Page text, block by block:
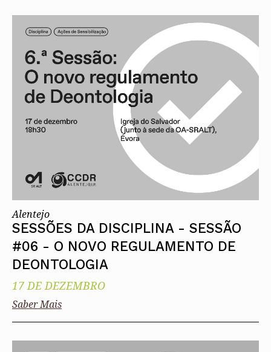
Alentejo
SESSÕES DA DISCIPLINA - SESSÃO
#06 - O NOVO REGULAMENTO DE
DEONTOLOGIA
17 DE DEZEMBRO
Saber Mais